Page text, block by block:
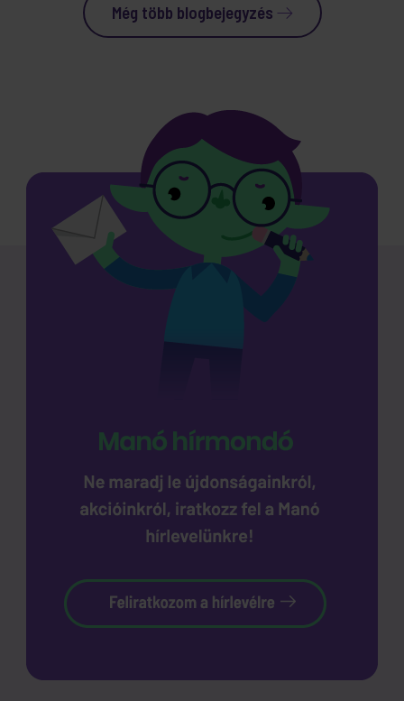
Még több blogbejegyzés